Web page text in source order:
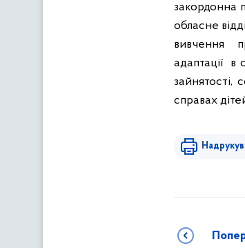
закордонна
обласне
вивчення
адаптації в
справах